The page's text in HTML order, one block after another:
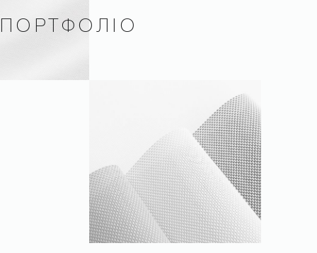
ПОРТФОЛІО